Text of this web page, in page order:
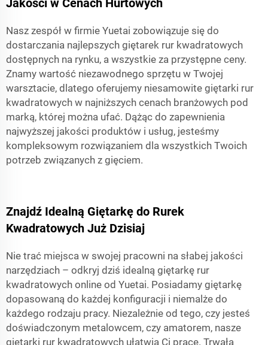
Jakości w Cenach Hurtowych
Nasz zespół w firmie Yuetai zobowiązuje się do
dostarczania najlepszych giętarek rur kwadratowych
dostępnych na rynku, a wszystkie za przystępne ceny.
Znamy wartość niezawodnego sprzętu w Twojej
warsztacie, dlatego oferujemy niesamowite giętarki rur
kwadratowych w najniższych cenach branżowych pod
marką, której można ufać. Dążąc do zapewnienia
najwyższej jakości produktów i usług, jesteśmy
kompleksowym rozwiązaniem dla wszystkich Twoich
potrzeb związanych z gięciem.
Znajdź Idealną Giętarkę do Rurek
Kwadratowych Już Dzisiaj
Nie trać miejsca w swojej pracowni na słabej jakości
narzędziach – odkryj dziś idealną giętarkę rur
kwadratowych online od Yuetai. Posiadamy giętarkę
dopasowaną do każdej konfiguracji i niemalże do
każdego rodzaju pracy. Niezależnie od tego, czy jesteś
doświadczonym metalowcem, czy amatorem, nasze
giętarki rur kwadratowych ułatwią Ci pracę. Trwała